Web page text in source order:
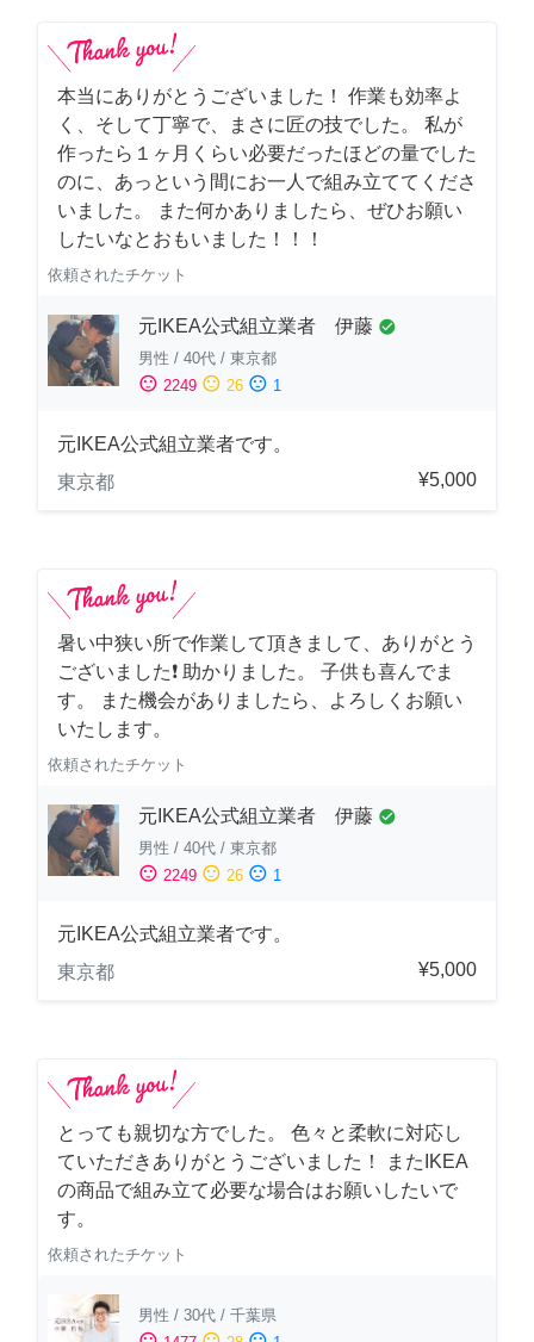
本当にありがとうございました！ 作業も効率よ
く、そして丁寧で、まさに匠の技でした。 私が
作ったら１ヶ月くらい必要だったほどの量でした
のに、あっという間にお一人で組み立ててくださ
いました。 また何かありましたら、ぜひお願い
したいなとおもいました！！！
依頼されたチケット
元IKEA公式組立業者 伊藤 check_circle
男性 / 40代 / 東京都
sentiment_satisfied 2249 sentiment_neutral 26 sentiment_dissatisfied 1
元IKEA公式組立業者です。
東京都
¥5,000
暑い中狭い所で作業して頂きまして、ありがとう
ございました❗️ 助かりました。 子供も喜んでま
す。 また機会がありましたら、よろしくお願い
いたします。
依頼されたチケット
元IKEA公式組立業者 伊藤 check_circle
男性 / 40代 / 東京都
sentiment_satisfied 2249 sentiment_neutral 26 sentiment_dissatisfied 1
元IKEA公式組立業者です。
東京都
¥5,000
とっても親切な方でした。 色々と柔軟に対応し
ていただきありがとうございました！ またIKEA
の商品で組み立て必要な場合はお願いしたいで
す。
依頼されたチケット
男性 / 30代 / 千葉県